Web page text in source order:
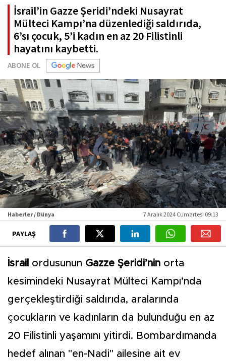
İsrail’in Gazze Şeridi’ndeki Nusayrat
Mülteci Kampı’na düzenlediği saldırıda,
6’sı çocuk, 5’i kadın en az 20 Filistinli
hayatını kaybetti.
ABONE OL
Haberler / Dünya 7 Aralık 2024 Cumartesi 09:13
PAYLAŞ
İsrail ordusunun Gazze Şeridi’nin orta
kesimindeki Nusayrat Mülteci Kampı’nda
gerçekleştirdiği saldırıda, aralarında
çocukların ve kadınların da bulunduğu en az
20 Filistinli yaşamını yitirdi. Bombardımanda
hedef alınan "en-Nadi" ailesine ait ev